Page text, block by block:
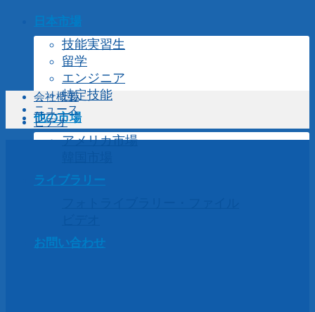
日本市場
技能実習生
留学
エンジニア
特定技能
他の市場
アメリカ市場
ライブラリー
お問い合わせ
会社概要
ニュース
ビデオ